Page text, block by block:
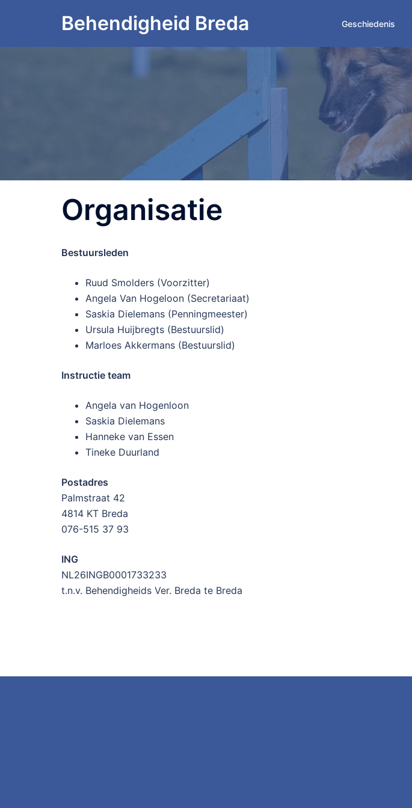
Behendigheid Breda Geschiedenis
Organisatie
Bestuursleden
Ruud Smolders (Voorzitter)
Angela Van Hogeloon (Secretariaat)
Saskia Dielemans (Penningmeester)
Ursula Huijbregts (Bestuurslid)
Marloes Akkermans (Bestuurslid)
Instructie team
Angela van Hogenloon
Saskia Dielemans
Hanneke van Essen
Tineke Duurland
Postadres
Palmstraat 42
4814 KT Breda
076-515 37 93
ING
NL26INGB0001733233
t.n.v. Behendigheids Ver. Breda te Breda